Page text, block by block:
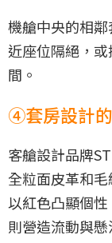
機艙中央的相
近座位隔絕，
間。
④套房設計
客艙設計品牌
全粒面皮革和
以紅色凸顯個
則營造流動與懸